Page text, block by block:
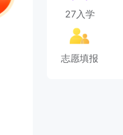
27入学
志愿填报